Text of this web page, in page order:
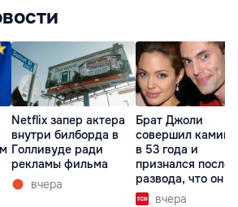
Netflix запер актера
внутри билборда в
Голливуде ради
рекламы фильма
вчера
Брат Джоли
совершил
в 53 года и
признался после
развода, что он
вчера